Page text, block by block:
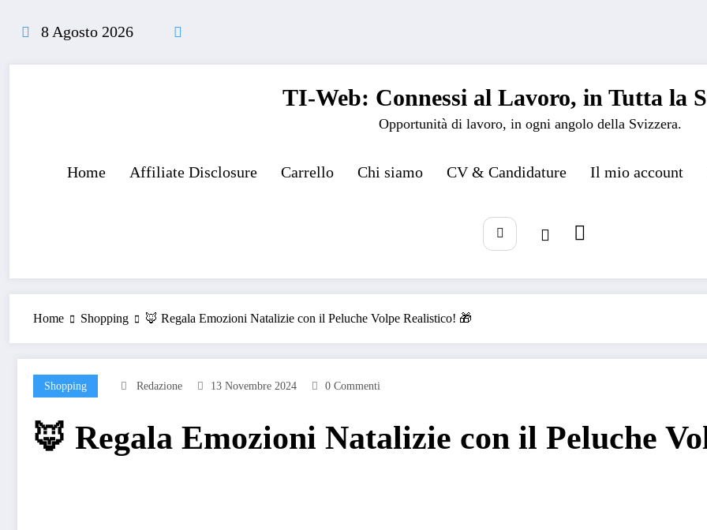
8 Agosto 2026
TI-Web: Connessi al Lavoro, in Tutta la
Opportunità di lavoro, in ogni angolo della Svizzera.
Home Affiliate Disclosure Carrello Chi siamo CV & Candidature Il mio account
Home Shopping 🦊 Regala Emozioni Natalizie con il Peluche Volpe Realistico! 🎁
Shopping Redazione 13 Novembre 2024 0 Commenti
🦊 Regala Emozioni Natalizie con il Peluche